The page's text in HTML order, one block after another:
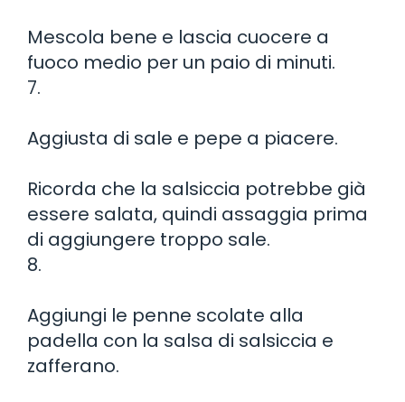
Mescola bene e lascia cuocere a
fuoco medio per un paio di minuti.
7.
Aggiusta di sale e pepe a piacere.
Ricorda che la salsiccia potrebbe già
essere salata, quindi assaggia prima
di aggiungere troppo sale.
8.
Aggiungi le penne scolate alla
padella con la salsa di salsiccia e
zafferano.